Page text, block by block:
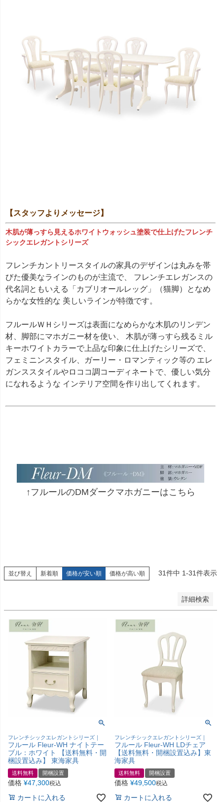
【スタッフよりメッセージ】
木肌が薄っすら見えるホワイトウォッシュ塗装で仕上げたフレンチ
シックエレガントシリーズ
フレンチカントリースタイルの家具のデザインは丸みを帯
びた優美なラインのものが主流で、 フレンチエレガンスの
代名詞ともいえる「カブリオールレッグ」（猫脚）となめ
らかな女性的な 美しいラインが特徴です。
フルールＷＨシリーズは表面になめらかな木肌のリンデン
材、脚部にマホガニー材を使い、 木肌が薄っすら残るミル
キーホワイトカラーで上品な印象に仕上げたシリーズで、
フェミニンスタイル、ガーリー・ロマンティック等の エレ
ガンススタイルやロココ調コーディネートで、優しい気分
になれるような インテリア空間を作り出してくれます。
↑フルールのDMダークマホガニーはこちら
並び替え 新着順 価格が安い順 価格が高い順 31件中 1-31件表示
詳細検索
家具のカラー
ブラウン色
ウォールナット色
ホワイト色
ナチュラル色
雑貨のカラー
ゴールド・雑貨
ホワイト・雑貨
ナチュラル・雑貨
在庫なし商品
在庫なし商品を表示しない
商品番号/JANコード
新着順
検索
フレンチシックエレガントシリーズ｜
フルール Fleur-WH ナイトテー
ブル：ホワイト 【送料無料・開
梱設置込み】 東海家具
送料無料 開梱設置
価格 ¥47,300税込
カートに入れる
フレンチシックエレガントシリーズ｜
フルール Fleur-WH LDチェア
【送料無料・開梱設置込み】東
海家具
送料無料 開梱設置
価格 ¥49,500税込
カートに入れる